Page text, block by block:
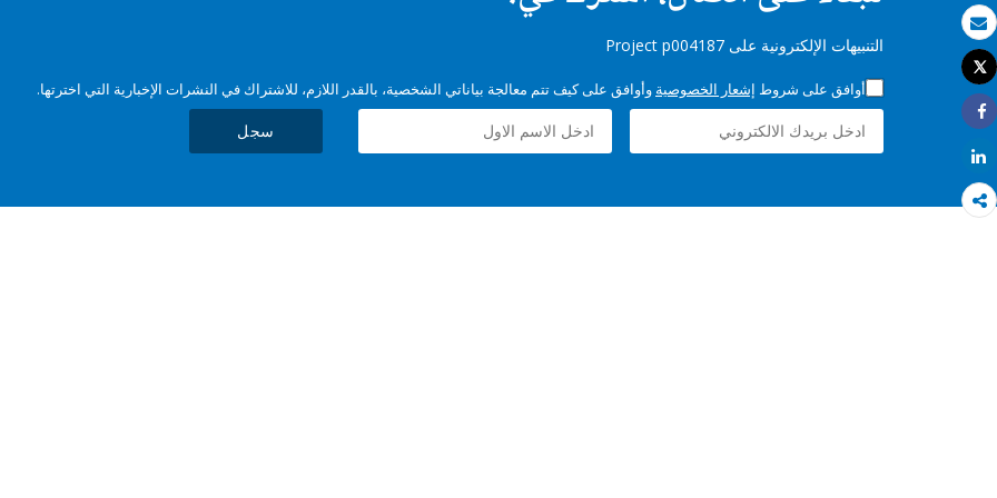
بريد الكتروني
طباعة
Tweet
Share
Share
التنبيهات الإلكترونية على Project p004187
أوافق على شروط إشعار الخصوصية وأوافق على كيف تتم معالجة بياناتي الشخصية، بالقدر اللازم، للاشتراك في النشرات الإخبارية التي اخترتها.
سجل